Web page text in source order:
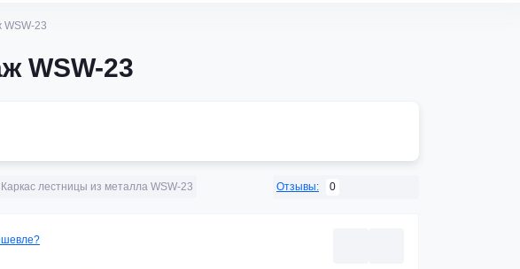
WSW-23
WSW-23
Каркас лестницы из металла WSW-23 Отзывы: 0